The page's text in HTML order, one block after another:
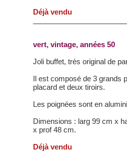
Déjà vendu
vert, vintage, années 50
Joli buffet, très original de
Il est composé de 3 grands
placard et deux tiroirs.
Les poignées sont en
Dimensions : larg 99 cm x
x prof 48 cm.
Déjà vendu